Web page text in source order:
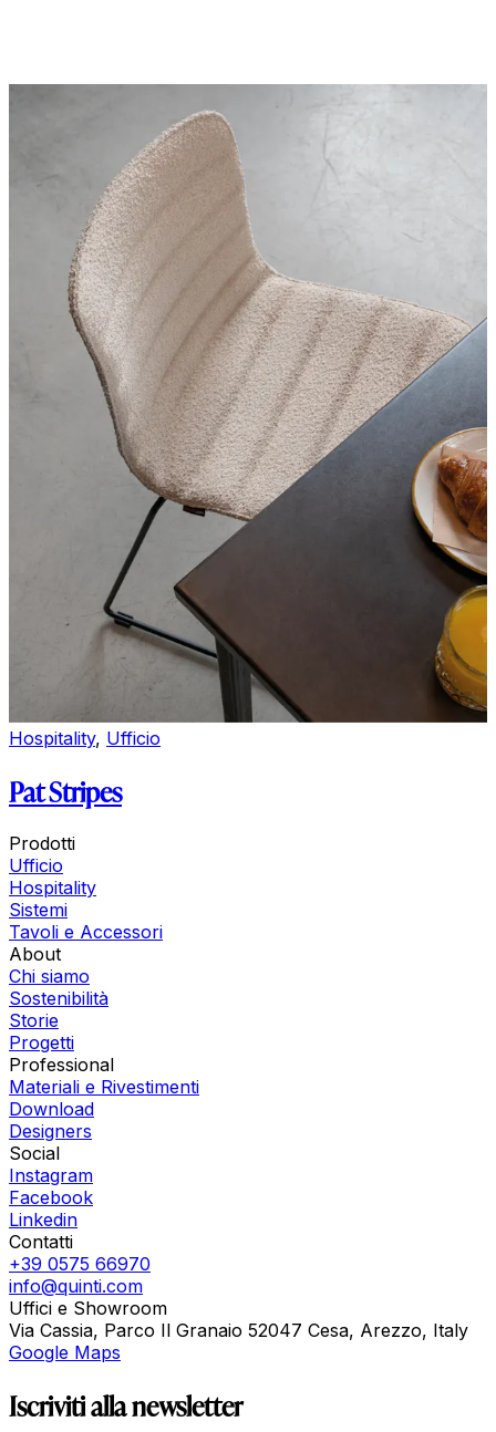
Hospitality, Ufficio
Pat Stripes
Prodotti
Ufficio
Hospitality
Sistemi
Tavoli e Accessori
About
Chi siamo
Sostenibilità
Storie
Progetti
Professional
Materiali e Rivestimenti
Download
Designers
Social
Instagram
Facebook
Linkedin
Contatti
+39 0575 66970
info@quinti.com
Uffici e Showroom
Via Cassia, Parco Il Granaio 52047 Cesa, Arezzo, Italy
Google Maps
Iscriviti alla newsletter